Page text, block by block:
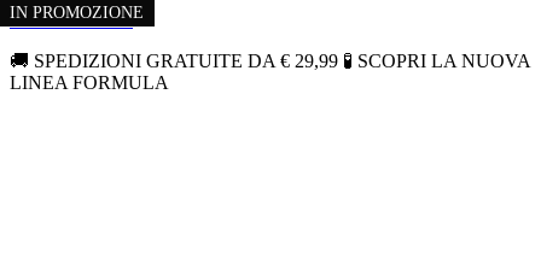
Vai al contenuto
🚚 SPEDIZIONI GRATUITE DA € 29,99 🧪 SCOPRI LA NUOVA
LINEA FORMULA
IN PROMOZIONE
IN PROMOZIONE